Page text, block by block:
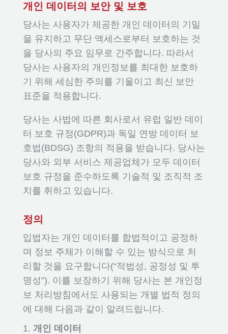
개인 데이터의 보안 및 보호
당사는 사용자가 제공한 개인 데이터의 기밀
을 유지하고 무단 액세스로부터 보호하는 것
을 당사의 주요 임무로 간주합니다. 따라서
당사는 사용자의 개인정보를 최대한 보호하
기 위해 세심한 주의를 기울이고 최신 보안
표준을 적용합니다.
당사는 사법에 따른 회사로서 유럽 일반 데이
터 보호 규정(GDPR)과 독일 연방 데이터 보
호법(BDSG) 조항의 적용을 받습니다. 당사는
당사와 외부 서비스 제공업체가 모두 데이터
보호 규정을 준수하도록 기술적 및 조직적 조
치를 취하고 있습니다.
정의
입법자는 개인 데이터를 합법적이고 공정하
며 정보 주체가 이해할 수 있는 방식으로 처
리할 것을 요구합니다(“적법성, 공정성 및 투
명성”). 이를 보장하기 위해 당사는 본 개인정
보 처리방침에서도 사용되는 개별 법적 정의
에 대해 다음과 같이 알려드립니다.
1. 개인 데이터